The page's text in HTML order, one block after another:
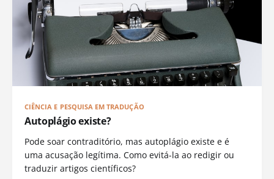
CIÊNCIA E PESQUISA EM TRADUÇÃO
Autoplágio existe?
Pode soar contraditório, mas autoplágio existe e é
uma acusação legítima. Como evitá-la ao redigir ou
traduzir artigos científicos?